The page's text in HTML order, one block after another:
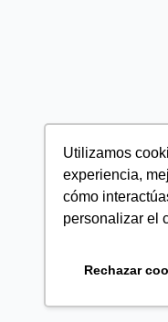
Utilizamos
experiencia,
cómo
personalizar el
Rechazar